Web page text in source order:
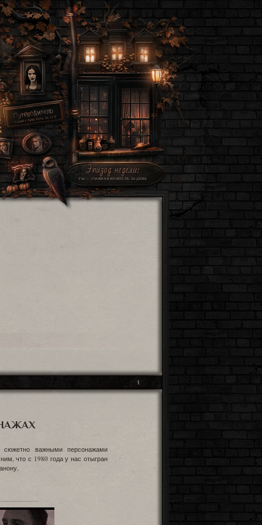
Эпизод недели:
ТЫ — ГЛАВНАЯ НОВОСТЬ ЗА ДЕНЬ
1
важными персонажами
что с 1980 года у нас отыгран